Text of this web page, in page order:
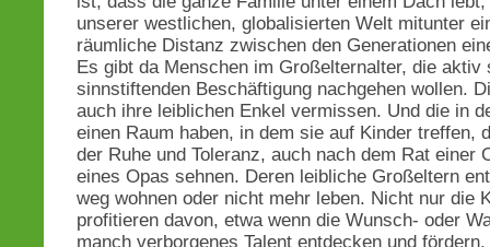
unserer westlichen, globalisierten Welt mitunter
räumliche Distanz zwischen den Generationen
Es gibt da Menschen im Großelternalter, die aktiv
sinnstiftenden Beschäftigung nachgehen wollen.
auch ihre leiblichen Enkel vermissen. Und die in
einen Raum haben, in dem sie auf Kinder treffen,
der Ruhe und Toleranz, auch nach dem Rat einer
eines Opas sehnen. Deren leibliche Großeltern
weg wohnen oder nicht mehr leben. Nicht nur die
profitieren davon, etwa wenn die Wunsch- oder
manch verborgenes Talent entdecken und fördern.